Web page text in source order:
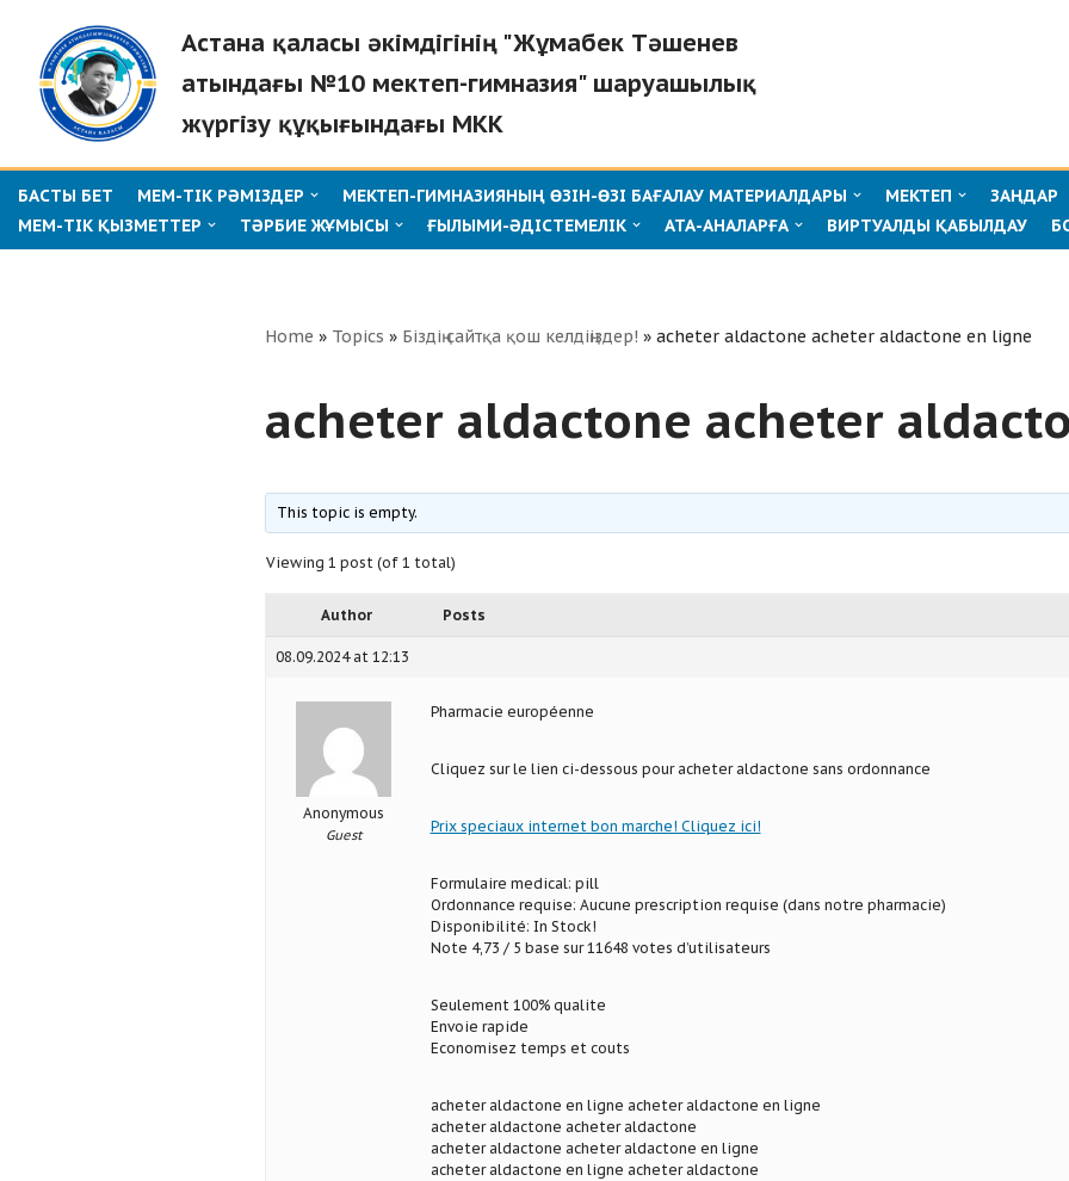
Skip
content
Астана қаласы әкімдігінің "Жұмабек Тәшенев
атындағы №10 мектеп-гимназия" шаруашылық
жүргізу құқығындағы МКК
БАСТЫ БЕТ МЕМ-ТІК РӘМІЗДЕР МЕКТЕП-ГИМНАЗИЯНЫҢ ӨЗІН-ӨЗІ БАҒАЛАУ МАТЕРИАЛДАРЫ МЕКТЕП ЗАҢДАР
МЕМ-ТІК ҚЫЗМЕТТЕР
ТӘРБИЕ ЖҰМЫСЫ ҒЫЛЫМИ-ӘДІСТЕМЕЛІК АТА-АНАЛАРҒА ВИРТУАЛДЫ ҚАБЫЛДАУ
Home » Topics » Біздің сайтқа қош келдіңіздер! » acheter aldactone acheter aldactone en ligne
acheter aldactone acheter
This topic is empty.
Viewing 1 post (of 1 total)
Author Posts
08.09.2024 at 12:13
Anonymous
Guest
Pharmacie européenne
Cliquez sur le lien ci-dessous pour acheter aldactone sans ordonnance
Prix speciaux internet bon marche! Cliquez ici!
Formulaire medical: pill
Ordonnance requise: Aucune prescription requise (dans notre pharmacie)
Disponibilité: In Stock!
Note 4,73 / 5 base sur 11648 votes d’utilisateurs
Seulement 100% qualite
Envoie rapide
Economisez temps et couts
acheter aldactone en ligne acheter aldactone en ligne
acheter aldactone acheter aldactone
acheter aldactone acheter aldactone en ligne
acheter aldactone en ligne acheter aldactone